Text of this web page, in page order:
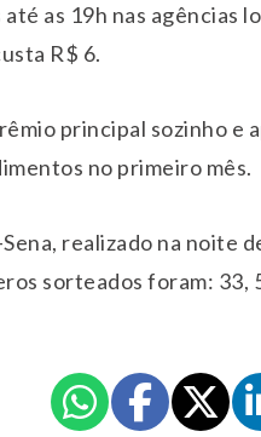
as 19h nas agências
R$ 6.
principal sozinho e
no primeiro mês.
realizado na noite
sorteados foram: 33,